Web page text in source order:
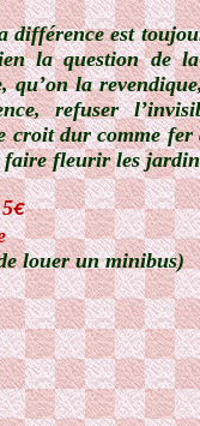
différence est
la question
qu’on la
refuser
croit dur comme fer
fleurir les
€
louer un minibus)